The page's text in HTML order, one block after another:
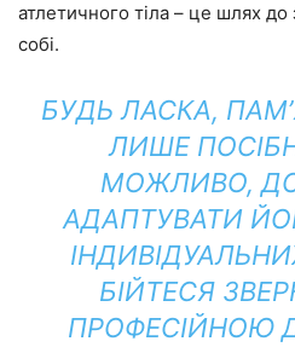
атлетичного тіла – це шлях до
собі.
БУДЬ ЛАСКА,
ЛИШЕ
МОЖЛИВО,
АДАПТУВАТИ
БІЙТЕСЯ
ПРОФЕСІЙНОЮ